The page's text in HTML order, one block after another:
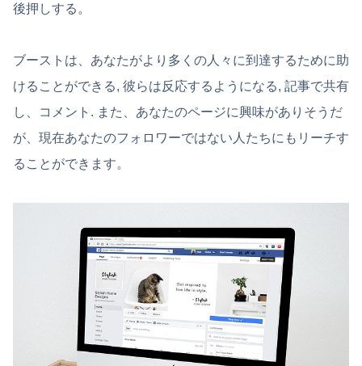
後押しする。
ブーストは、あなたがより多くの人々に到達するために助
けることができる, 彼らは反応するようになる, 記事で共有
し、コメント. また、あなたのページに興味がありそうだ
が、現在あなたのフォロワーではない人たちにもリーチす
ることができます。